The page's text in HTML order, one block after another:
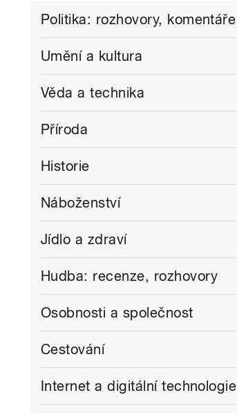
Politika: rozhovory, komentáře
Umění a kultura
Věda a technika
Příroda
Historie
Náboženství
Jídlo a zdraví
Hudba: recenze, rozhovory
Osobnosti a společnost
Cestování
Internet a digitální technologie